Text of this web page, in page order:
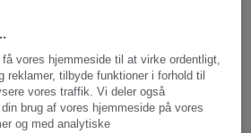
bør først og fremmest
til børn fra børnehaveklasse til
vores hjemmeside til at virke ordentligt,
reklamer, tilbyde funktioner i forhold til
vores traffik. Vi deler også
brug af vores hjemmeside på vores
og med analytiske